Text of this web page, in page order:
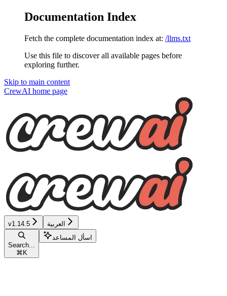
Documentation Index
Fetch the complete documentation index at: /llms.txt
Use this file to discover all available pages before
exploring further.
Skip to main content
CrewAI home page
v1.14.5 العربية
Search...
⌘ K
اسأل المساعد